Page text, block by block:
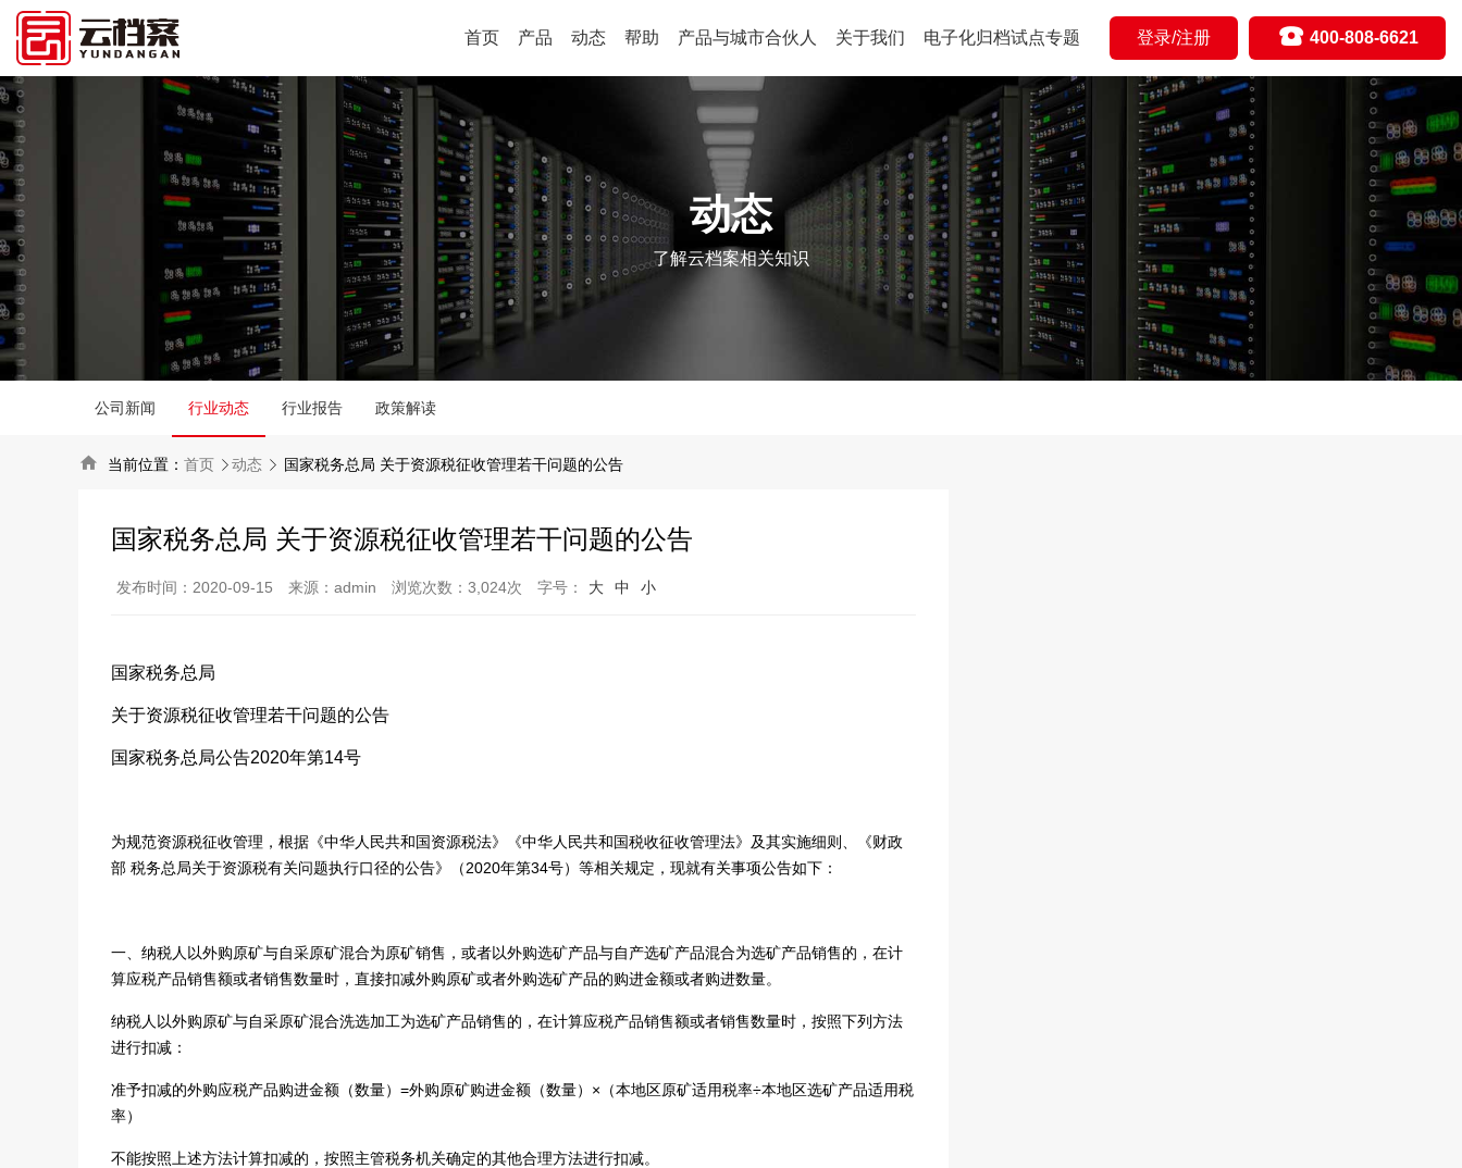
首页 产品 动态 帮助 产品与城市合伙人 关于我们 电子化归档试点专题 登录/注册  400-808-6621
动态
了解云档案相关知识
公司新闻 行业动态 行业报告 政策解读
 当前位置： 首页  动态  国家税务总局 关于资源税征收管理若干问题的公告
国家税务总局 关于资源税征收管理若干问题的公告
发布时间：2020-09-15 来源：admin 浏览次数：3,024次 字号： 大 中 小
国家税务总局
关于资源税征收管理若干问题的公告
国家税务总局公告2020年第14号
为规范资源税征收管理，根据《中华人民共和国资源税法》《中华人民共和国税收征收管理法》及其实施细则、《财政
部 税务总局关于资源税有关问题执行口径的公告》（2020年第34号）等相关规定，现就有关事项公告如下：
一、纳税人以外购原矿与自采原矿混合为原矿销售，或者以外购选矿产品与自产选矿产品混合为选矿产品销售的，在计
算应税产品销售额或者销售数量时，直接扣减外购原矿或者外购选矿产品的购进金额或者购进数量。
纳税人以外购原矿与自采原矿混合洗选加工为选矿产品销售的，在计算应税产品销售额或者销售数量时，按照下列方法
进行扣减：
准予扣减的外购应税产品购进金额（数量）=外购原矿购进金额（数量）×（本地区原矿适用税率÷本地区选矿产品适用税
率）
不能按照上述方法计算扣减的，按照主管税务机关确定的其他合理方法进行扣减。